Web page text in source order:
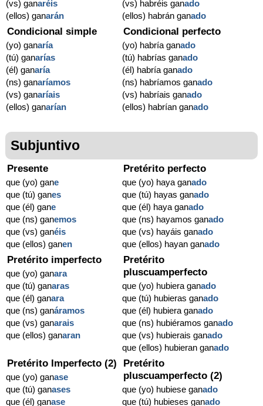
(vs) ganaréis
(ellos) ganarán
(vs) habréis ganado
(ellos) habrán ganado
Condicional simple
(yo) ganaría
(tú) ganarías
(él) ganaría
(ns) ganaríamos
(vs) ganaríais
(ellos) ganarían
Condicional perfecto
(yo) habría ganado
(tú) habrías ganado
(él) habría ganado
(ns) habríamos ganado
(vs) habríais ganado
(ellos) habrían ganado
Subjuntivo
Presente
que (yo) gane
que (tú) ganes
que (él) gane
que (ns) ganemos
que (vs) ganéis
que (ellos) ganen
Pretérito perfecto
que (yo) haya ganado
que (tú) hayas ganado
que (él) haya ganado
que (ns) hayamos ganado
que (vs) hayáis ganado
que (ellos) hayan ganado
Pretérito imperfecto
que (yo) ganara
que (tú) ganaras
que (él) ganara
que (ns) ganáramos
que (vs) ganarais
que (ellos) ganaran
Pretérito
pluscuamperfecto
que (yo) hubiera ganado
que (tú) hubieras ganado
que (él) hubiera ganado
que (ns) hubiéramos ganado
que (vs) hubierais ganado
que (ellos) hubieran ganado
Pretérito Imperfecto (2)
que (yo) ganase
que (tú) ganases
que (él) ganase
Pretérito
pluscuamperfecto (2)
que (yo) hubiese ganado
que (tú) hubieses ganado